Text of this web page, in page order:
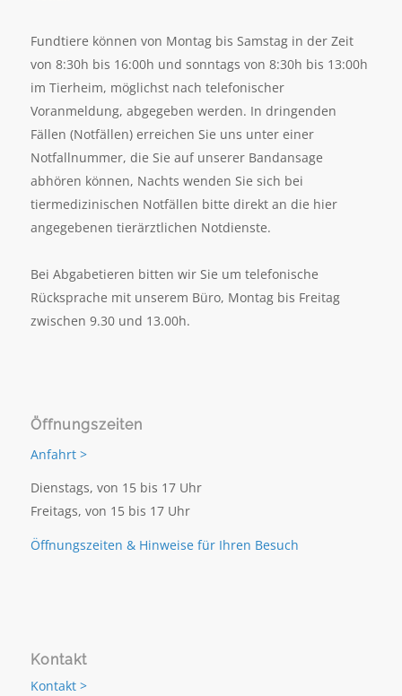
Fundtiere können von Montag bis Samstag in der Zeit
von 8:30h bis 16:00h und sonntags von 8:30h bis 13:00h
im Tierheim, möglichst nach telefonischer
Voranmeldung, abgegeben werden. In dringenden
Fällen (Notfällen) erreichen Sie uns unter einer
Notfallnummer, die Sie auf unserer Bandansage
abhören können, Nachts wenden Sie sich bei
tiermedizinischen Notfällen bitte direkt an die hier
angegebenen tierärztlichen Notdienste.
Bei Abgabetieren bitten wir Sie um telefonische
Rücksprache mit unserem Büro, Montag bis Freitag
zwischen 9.30 und 13.00h.
Öffnungszeiten
Anfahrt >
Dienstags, von 15 bis 17 Uhr
Freitags, von 15 bis 17 Uhr
Öffnungszeiten & Hinweise für Ihren Besuch
Kontakt
Kontakt >